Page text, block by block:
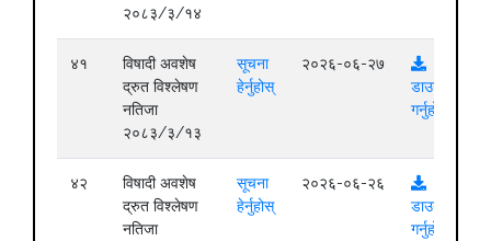
२०८३/३/१४
४१
विषादी अवशेष
द्रुत विश्लेषण
नतिजा
२०८३/३/१३
सूचना
हेर्नुहोस्
२०२६-०६-२७
डाउनलोड
गर्नुहोस्
४२
विषादी अवशेष
द्रुत विश्लेषण
नतिजा
सूचना
हेर्नुहोस्
२०२६-०६-२६
डाउनलोड
गर्नुहोस्